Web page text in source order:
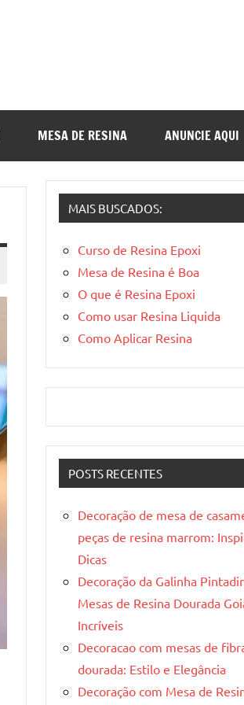
MESA DE RESINA ANUNCIE AQUI
MAIS BUSCADOS:
Curso de Resina Epoxi
Mesa de Resina é Boa
O que é Resina Epoxi
Como usar Resina Liquida
Como Aplicar Resina
POSTS RECENTES
Decoração de mesa de
peças de resina marrom:
Dicas
Decoração da Galinha
Mesas de Resina Dourada
Incríveis
Decoracao com mesas de
dourada: Estilo e Elegância
Decoração com Mesa de